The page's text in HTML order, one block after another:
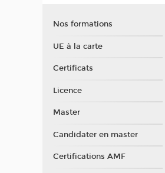
Nos formations
UE à la carte
Certificats
Licence
Master
Candidater en master
Certifications AMF